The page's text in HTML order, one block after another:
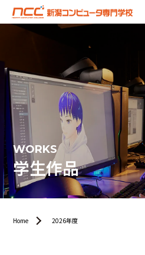
WORKS
学生作品
Home 2026年度